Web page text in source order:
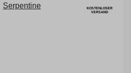
KOSTENLOSER
VERSAND